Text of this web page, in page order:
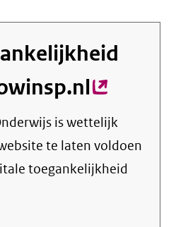
(externe
link)
is wettelijk
te laten voldoen
toegankelijkheid